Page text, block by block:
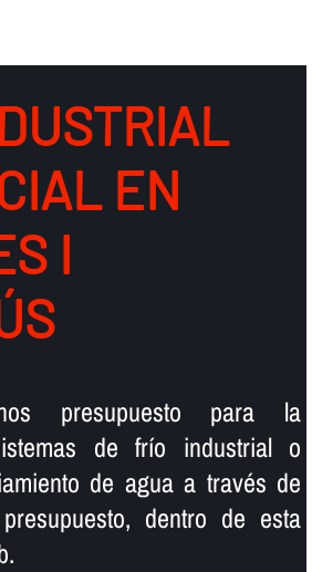
EN
I
presupuesto para la
de frí­o industrial o
de agua a través de
dentro de esta